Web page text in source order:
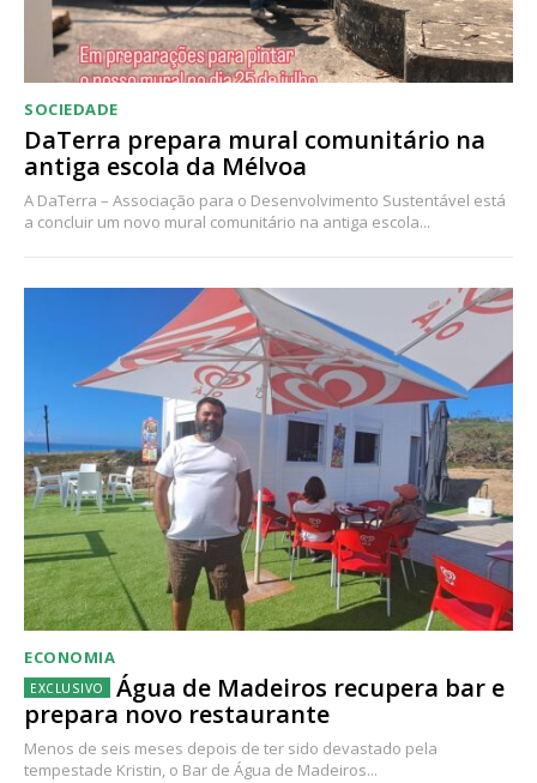
Escolha o plano
SOCIEDADE
DaTerra prepara mural comunitário na
antiga escola da Mélvoa
A DaTerra – Associação para o Desenvolvimento Sustentável está
a concluir um novo mural comunitário na antiga escola...
ECONOMIA
Água de Madeiros recupera bar e
prepara novo restaurante
Menos de seis meses depois de ter sido devastado pela
tempestade Kristin, o Bar de Água de Madeiros...